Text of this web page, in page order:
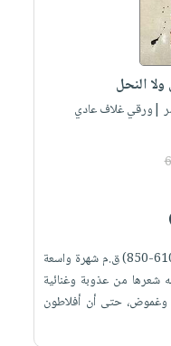
النحل
|ورقي غلاف عادي
نالت الشاعرة اليونانية سافو (610-850) ق.م شهرة واسعة
شعرها من عذوبة وغنائية
وغموض، حتى أن أفلاطون